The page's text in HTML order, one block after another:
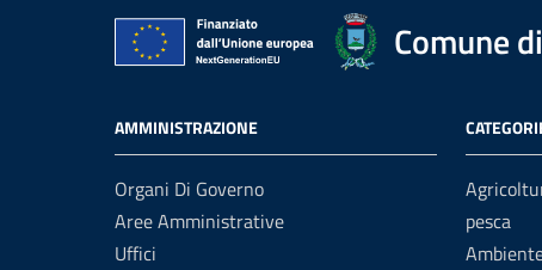
Comune
AMMINISTRAZIONE
Organi Di Governo
Aree Amministrative
Uffici
pesca